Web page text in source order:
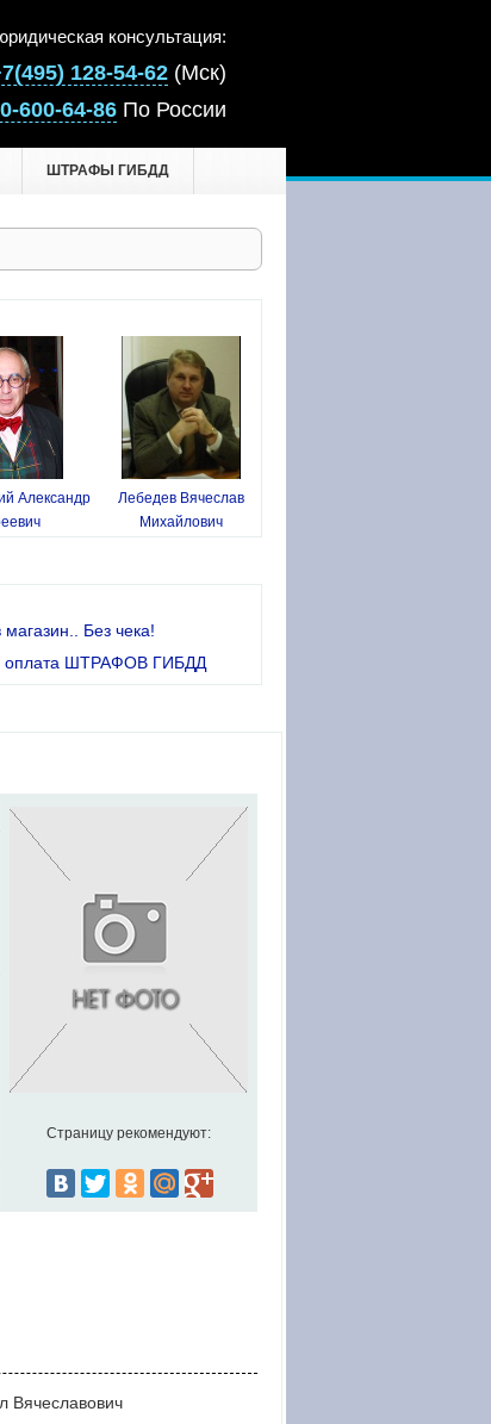
консультация:
128-54-62 (Мск)
600-64-86 По России
ШТРАФЫ ГИБДД
Александр
Лебедев Вячеслав
Михайлович
магазин.. Без чека!
оплата ШТРАФОВ ГИБДД
Страницу рекомендуют:
Вячеславович